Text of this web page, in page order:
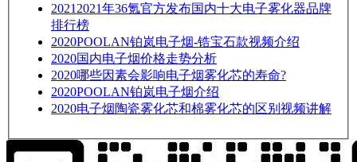
2021 2021年36氪官方发布国内十大电子雾化器品牌
排行榜
2020POOLAN铂岚电子烟-锆宝石款视频介绍
2020国内电子烟价格走势分析
2020哪些因素会影响电子烟雾化芯的寿命?
2020POOLAN铂岚电子烟介绍
2020电子烟陶瓷雾化芯和棉雾化芯的区别视频讲解